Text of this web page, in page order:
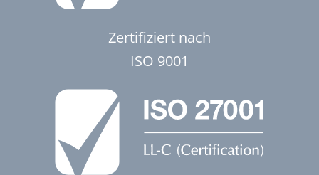
Zertifiziert nach
ISO 9001